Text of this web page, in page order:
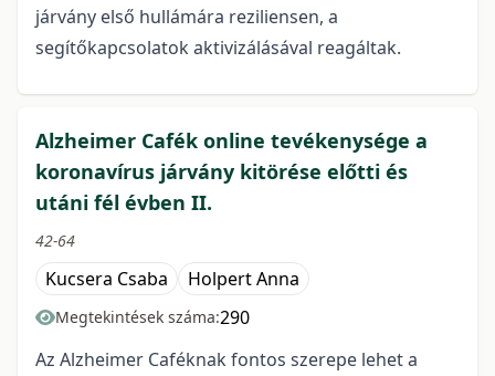
járvány első hullámára reziliensen, a
segítőkapcsolatok aktivizálásával reagáltak.
Alzheimer Cafék online tevékenysége a
koronavírus járvány kitörése előtti és
utáni fél évben II.
42-64
Kucsera Csaba Holpert Anna
Megtekintések száma:290
Az Alzheimer Caféknak fontos szerepe lehet a